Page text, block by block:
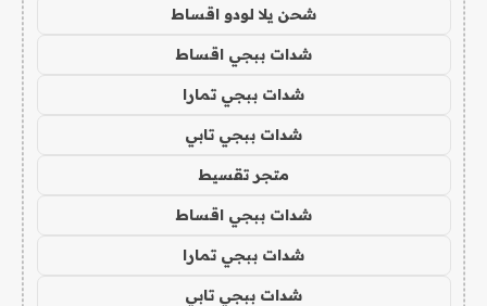
شحن يلا لودو اقساط
شدات ببجي اقساط
شدات ببجي تمارا
شدات ببجي تابي
متجر تقسيط
شدات ببجي اقساط
شدات ببجي تمارا
شدات ببجي تابي